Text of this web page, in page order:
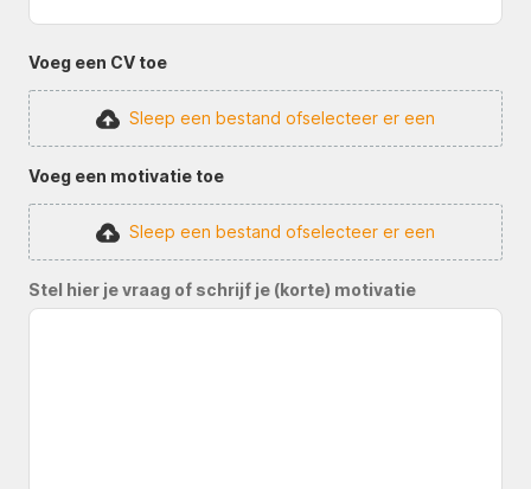
Voeg een CV toe
Sleep een bestand ofselecteer er een
Voeg een motivatie toe
Sleep een bestand ofselecteer er een
Stel hier je vraag of schrijf je (korte) motivatie